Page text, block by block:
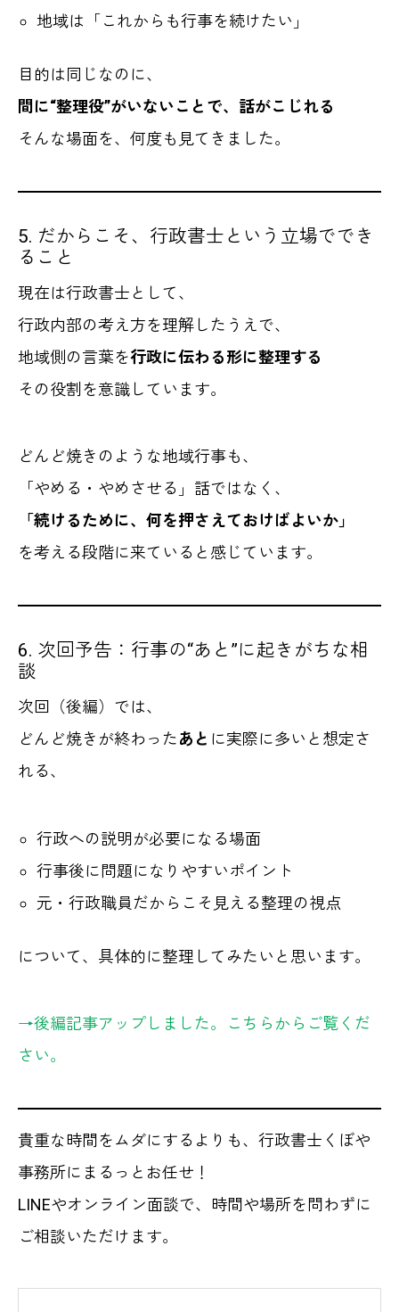
地域は「これからも行事を続けたい」
目的は同じなのに、
間に“整理役”がいないことで、話がこじれる
そんな場面を、何度も見てきました。
5. だからこそ、行政書士という立場ででき
ること
現在は行政書士として、
行政内部の考え方を理解したうえで、
地域側の言葉を行政に伝わる形に整理する
その役割を意識しています。
どんど焼きのような地域行事も、
「やめる・やめさせる」話ではなく、
「続けるために、何を押さえておけばよいか」
を考える段階に来ていると感じています。
6. 次回予告：行事の“あと”に起きがちな相
談
次回（後編）では、
どんど焼きが終わったあと に実際に多いと想定さ
れる、
行政への説明が必要になる場面
行事後に問題になりやすいポイント
元・行政職員だからこそ見える整理の視点
について、具体的に整理してみたいと思います。
→後編記事アップしました。こちらからご覧くだ
さい。
貴重な時間をムダにするよりも、行政書士くぼや
事務所にまるっとお任せ！
LINEやオンライン面談で、時間や場所を問わずに
ご相談いただけます。